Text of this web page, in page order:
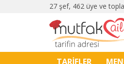
27 şef, 462 üye ve
TARİFLER